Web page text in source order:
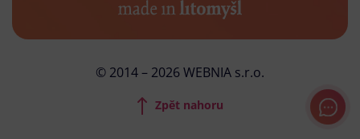
© 2014 – 2026 WEBNIA s.r.o.
Zpět nahoru